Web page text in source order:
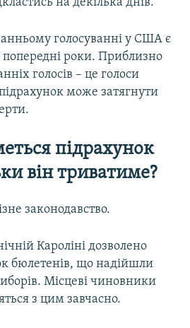
на декілька днів.
голосуванні у США є
роки. Приблизно
голосів – це голоси
може затягнути
підрахунок
він триватиме?
законодавство.
Кароліні дозволено
бюлетенів, що надійшли
Місцеві чиновники
з цим завчасно.